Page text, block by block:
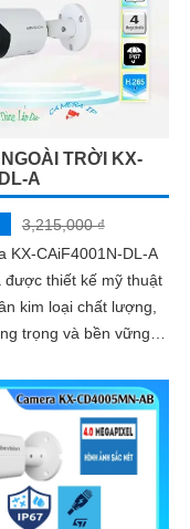
TRỜI KX-
A
3,215,000 ₫
KX-CAiF4001N-DL-A
được thiết kế mỹ thuật
kim loại chất lượng,
trọng và bền vững.
nét và chi tiết